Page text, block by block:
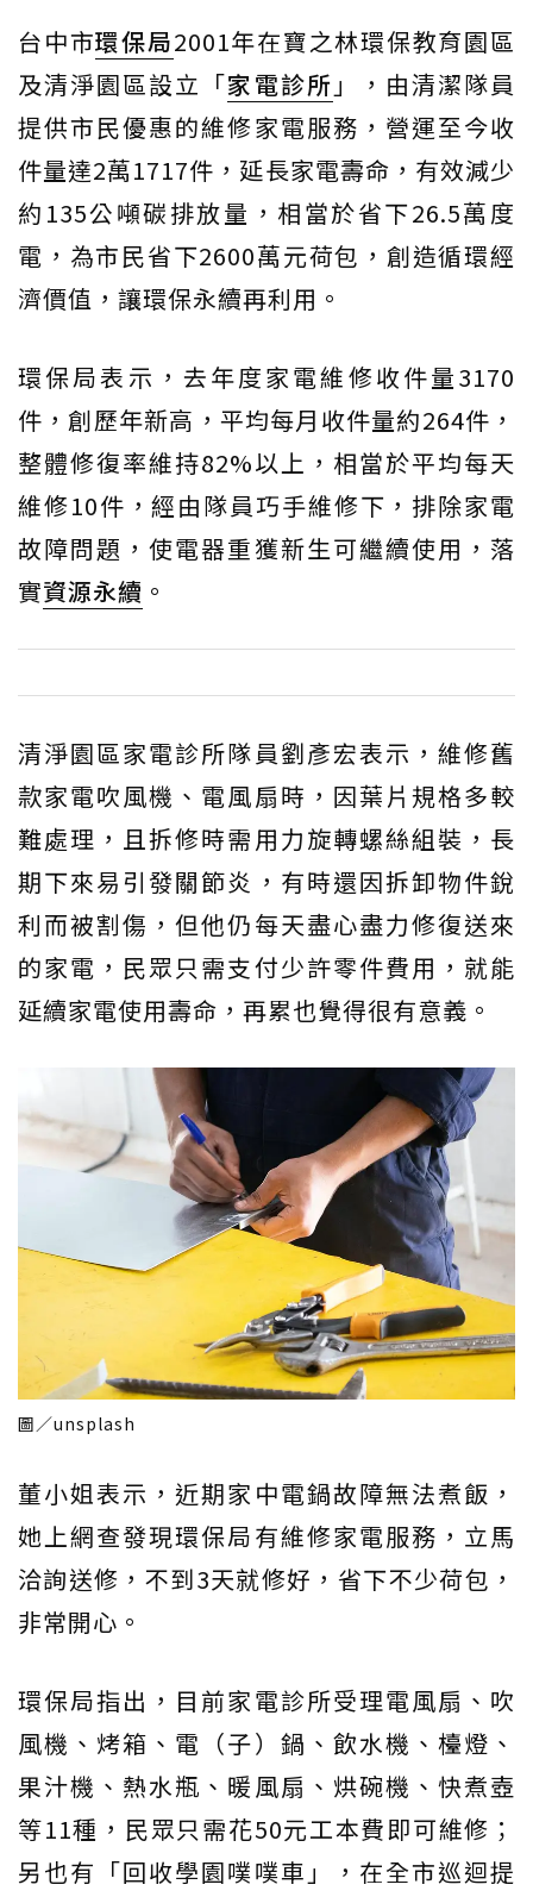
台中市環保局2001年在寶之林環保教育園區
及清淨園區設立「家電診所 」，由清潔隊員
提供市民優惠的維修家電服務，營運至今收
件量達2萬1717件，延長家電壽命，有效減少
約135公噸碳排放量，相當於省下26.5萬度
電，為市民省下2600萬元荷包，創造循環經
濟價值，讓環保永續再利用。
環保局表示，去年度家電維修收件量3170
件，創歷年新高，平均每月收件量約264件，
整體修復率維持82%以上，相當於平均每天
維修10件，經由隊員巧手維修下，排除家電
故障問題，使電器重獲新生可繼續使用，落
實資源永續 。
清淨園區家電診所隊員劉彥宏表示，維修舊
款家電吹風機、電風扇時，因葉片規格多較
難處理，且拆修時需用力旋轉螺絲組裝，長
期下來易引發關節炎，有時還因拆卸物件銳
利而被割傷，但他仍每天盡心盡力修復送來
的家電，民眾只需支付少許零件費用，就能
延續家電使用壽命，再累也覺得很有意義。
圖／unsplash
董小姐表示，近期家中電鍋故障無法煮飯，
她上網查發現環保局有維修家電服務，立馬
洽詢送修，不到3天就修好，省下不少荷包，
非常開心。
環保局指出，目前家電診所受理電風扇、吹
風機、烤箱、電（子）鍋、飲水機、檯燈、
果汁機、熱水瓶、暖風扇、烘碗機、快煮壺
等11種，民眾只需花50元工本費即可維修；
另也有「回收學園噗噗車」，在全市巡迴提